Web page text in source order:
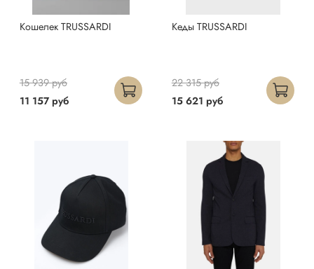
Кошелек TRUSSARDI
11 157 руб
15 939 руб
Кеды TRUSSARDI
15 621 руб
22 315 руб